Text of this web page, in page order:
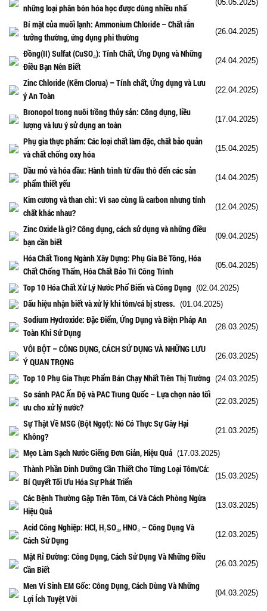
những loại phân bón hóa học được dùng nhiều nhấ
(05.05.2025)
Bí mật của muối lạnh: Ammonium Chloride – Chất rắn
tưởng thường, ứng dụng phi thường
(26.04.2025)
Đồng(II) Sulfat (CuSO₄): Tính Chất, Ứng Dụng và Những
Điều Bạn Nên Biết
(24.04.2025)
Zinc Chloride (Kẽm Clorua) – Tính chất, Ứng dụng và Lưu
ý An Toàn
(22.04.2025)
Bronopol trong nuôi trồng thủy sản: Công dụng, liều
lượng và lưu ý sử dụng an toàn
(17.04.2025)
Phụ gia thực phẩm: Các loại chất làm đặc, chất bảo quản
và chất chống oxy hóa
(15.04.2025)
Dầu mỏ và hóa dầu: Hành trình từ dầu thô đến các sản
phẩm thiết yếu
(14.04.2025)
Kim cương và than chì: Vì sao cùng là carbon nhưng tính
chất khác nhau?
(12.04.2025)
Zinc Oxide là gì? Công dụng, cách sử dụng và những điều
bạn cần biết
(09.04.2025)
Hóa Chất Trong Ngành Xây Dựng: Phụ Gia Bê Tông, Hóa
Chất Chống Thấm, Hóa Chất Bảo Trì Công Trình
(05.04.2025)
Top 10 Hóa Chất Xử Lý Nước Phổ Biến và Công Dụng (02.04.2025)
Dấu hiệu nhận biết và xử lý khi tôm/cá bị stress. (01.04.2025)
Sodium Hydroxide: Đặc Điểm, Ứng Dụng và Biện Pháp An
Toàn Khi Sử Dụng
(28.03.2025)
VÔI BỘT – CÔNG DỤNG, CÁCH SỬ DỤNG VÀ NHỮNG LƯU
Ý QUAN TRỌNG
(26.03.2025)
Top 10 Phụ Gia Thực Phẩm Bán Chạy Nhất Trên Thị Trường (24.03.2025)
So sánh PAC Ấn Độ và PAC Trung Quốc – Lựa chọn nào tối
ưu cho xử lý nước?
(22.03.2025)
Sự Thật Về MSG (Bột Ngọt): Nó Có Thực Sự Gây Hại
Không?
(21.03.2025)
Mẹo Làm Sạch Nước Giếng Đơn Giản, Hiệu Quả (17.03.2025)
Thành Phần Dinh Dưỡng Cần Thiết Cho Từng Loại Tôm/Cá:
Bí Quyết Tối Ưu Hóa Sự Phát Triển
(15.03.2025)
Các Bệnh Thường Gặp Trên Tôm, Cá Và Cách Phòng Ngừa
Hiệu Quả
(13.03.2025)
Acid Công Nghiệp: HCl, H₂SO₄, HNO₃ – Công Dụng Và
Cách Sử Dụng
(12.03.2025)
Mật Rỉ Đường: Công Dụng, Cách Sử Dụng Và Những Điều
Cần Biết
(26.03.2025)
Men Vi Sinh EM Gốc: Công Dụng, Cách Dùng Và Những
Lợi Ích Tuyệt Vời
(04.03.2025)